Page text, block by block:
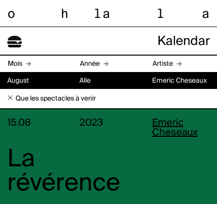
o h l a l a
Kalendar
Mois Année Artiste
August Alle Emeric Cheseaux
Que les spectacles à venir
15.08 2023
Emeric
Cheseaux
La
révérence